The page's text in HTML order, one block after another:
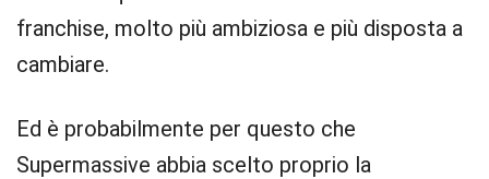
franchise, molto più ambiziosa e più disposta a
cambiare.
Ed è probabilmente per questo che
Supermassive abbia scelto proprio la